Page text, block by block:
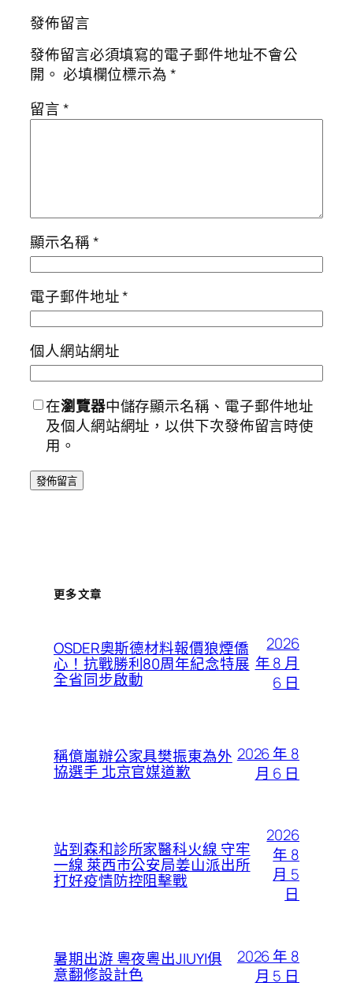
發佈留言
發佈留言必須填寫的電子郵件地址不會公
開。 必填欄位標示為*
留言*
顯示名稱*
電子郵件地址*
個人網站網址
在瀏覽器中儲存顯示名稱、電子郵件地址
及個人網站網址，以供下次發佈留言時使
用。
更多文章
OSDER奧斯德材料報價狼煙僑
心！抗戰勝利80周年紀念特展
全省同步啟動
2026
年 8 月
6 日
稱億嵐辦公家具樊振東為外
協選手 北京官媒道歉
2026 年 8
月 6 日
站到森和診所家醫科火線 守牢
一線 萊西市公安局姜山派出所
打好疫情防控阻擊戰
2026
年 8
月 5
日
暑期出游 粵夜粵出JIUYI俱
意翻修設計色
2026 年 8
月 5 日